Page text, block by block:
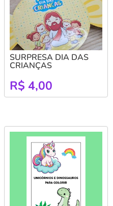
SURPRESA DIA DAS
CRIANÇAS
R$ 4,00